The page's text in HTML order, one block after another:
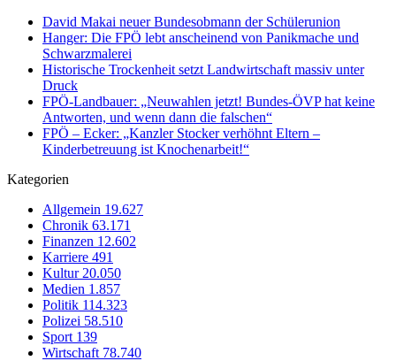
David Makai neuer Bundesobmann der Schülerunion
Hanger: Die FPÖ lebt anscheinend von Panikmache und
Schwarzmalerei
Historische Trockenheit setzt Landwirtschaft massiv unter
Druck
FPÖ-Landbauer: „Neuwahlen jetzt! Bundes-ÖVP hat keine
Antworten, und wenn dann die falschen“
FPÖ – Ecker: „Kanzler Stocker verhöhnt Eltern –
Kinderbetreuung ist Knochenarbeit!“
Kategorien
Allgemein 19.627
Chronik 63.171
Finanzen 12.602
Karriere 491
Kultur 20.050
Medien 1.857
Politik 114.323
Polizei 58.510
Sport 139
Wirtschaft 78.740